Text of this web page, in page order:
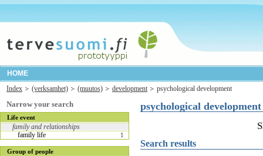
HOME
Index
(verksamhet) (muutos) development psychological development
Narrow your search
Life event
family and relationships
family life
1
Group of people
psychological development
Search results